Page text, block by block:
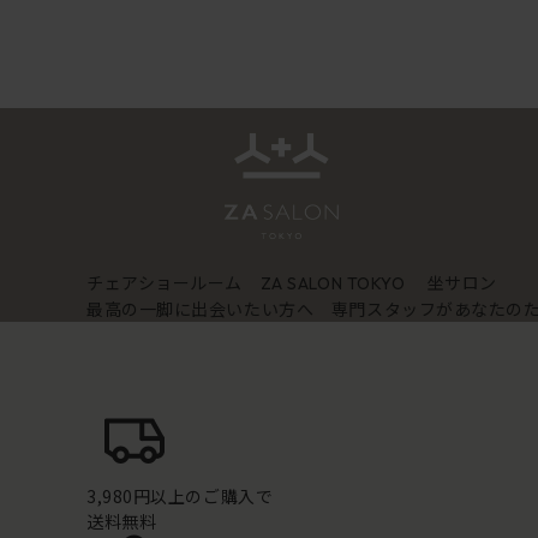
チェアショールーム ZA SALON TOKYO
坐サロン
最高の一脚に出会いたい方へ 専門スタッフがあなたの
3,980円以上のご購入で
送料無料